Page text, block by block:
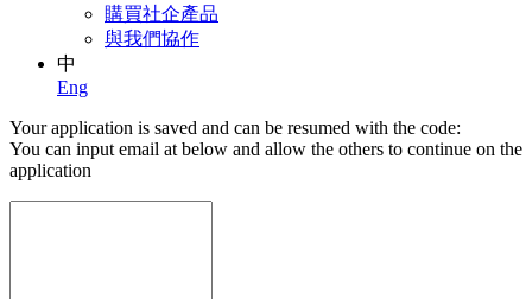
購買社企產品
與我們協作
中
Eng
Your application is saved and can be resumed with the code:
You can input email at below and allow the others to continue on the
application